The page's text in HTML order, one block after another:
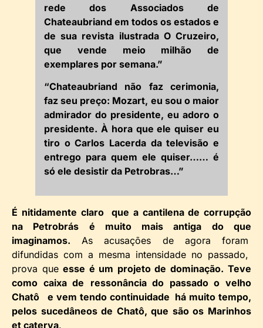
rede dos Associados de
Chateaubriand em todos os estados e
de sua revista ilustrada O Cruzeiro,
que vende meio milhão de
exemplares por semana.”
“Chateaubriand não faz cerimonia,
faz seu preço: Mozart, eu sou o maior
admirador do presidente, eu adoro o
presidente. À hora que ele quiser eu
tiro o Carlos Lacerda da televisão e
entrego para quem ele quiser…… é
só ele desistir da Petrobras…”
É nitidamente claro que a cantilena de corrupção
na Petrobrás é muito mais antiga do que
imaginamos. As acusações de agora foram
difundidas com a mesma intensidade no passado,
prova que esse é um projeto de dominação. Teve
como caixa de
ressonância do passado o velho
Chatô e vem tendo continuidade há muito tempo,
pelos sucedâneos de Chatô, que são os Marinhos
et caterva.